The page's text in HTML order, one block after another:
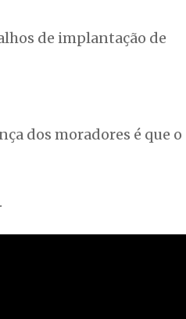
de implantação de
dos moradores é que o